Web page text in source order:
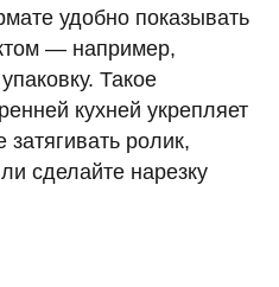
удобно показывать
— например,
Такое
кухней укрепляет
ролик,
сделайте нарезку